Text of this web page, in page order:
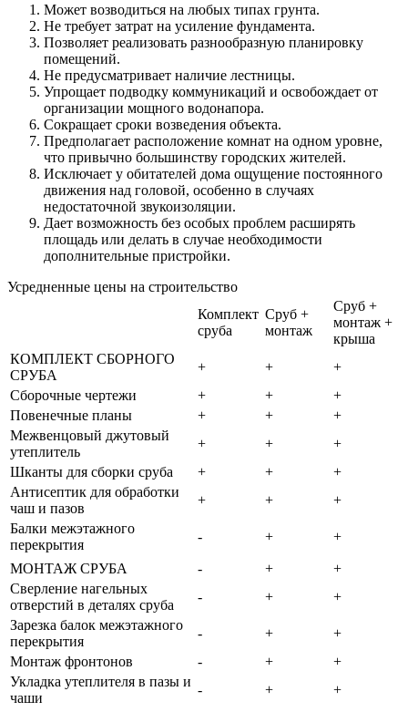
Может возводиться на любых типах грунта.
Не требует затрат на усиление фундамента.
Позволяет реализовать разнообразную планировку
помещений.
Не предусматривает наличие лестницы.
Упрощает подводку коммуникаций и освобождает от
организации мощного водонапора.
Сокращает сроки возведения объекта.
Предполагает расположение комнат на одном уровне,
что привычно большинству городских жителей.
Исключает у обитателей дома ощущение постоянного
движения над головой, особенно в случаях
недостаточной звукоизоляции.
Дает возможность без особых проблем расширять
площадь или делать в случае необходимости
дополнительные пристройки.
Усредненные цены на строительство
Комплект
сруба
Сруб +
монтаж
Сруб +
монтаж +
крыша
КОМПЛЕКТ СБОРНОГО
СРУБА
+ +
+
Сборочные чертежи
+ +
+
Повенечные планы
+ +
+
Межвенцовый джутовый
утеплитель
+ +
+
Шканты для сборки сруба
+ +
+
Антисептик для обработки
чаш и пазов
+ +
+
Балки межэтажного
перекрытия
- + +
МОНТАЖ СРУБА - +
+
Сверление нагельных
отверстий в деталях сруба
- +
+
Зарезка балок межэтажного
перекрытия
- +
+
Монтаж фронтонов
- +
+
Укладка утеплителя в пазы и
чаши
- + +